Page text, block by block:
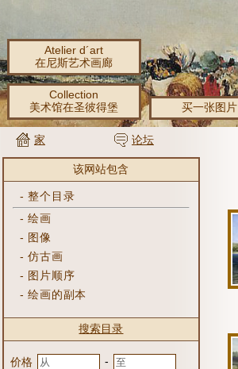
Atelier d´art
在尼斯艺术画廊
Collection
美术馆在圣彼得堡
买一张图片
家 论坛
该网站包含
-整个目录
-绘画
- 图像
-仿古画
- 图片顺序
-绘画的副本
搜索目录
价格
-